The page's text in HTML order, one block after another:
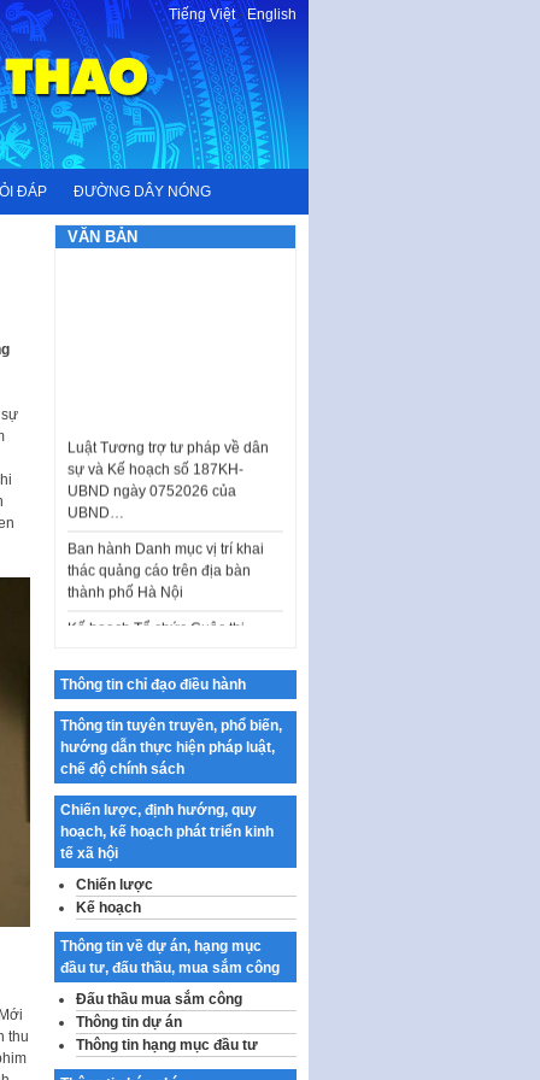
Tiếng Việt-English
ĐÁP ĐƯỜNG DÂY NÓNG
thu
VĂN BẢN
sự và Kế hoạch số 187KH-
UBND ngày 0752026 của
UBND…
Ban hành Danh mục vị trí khai
thành phố Hà Nội
Kế hoạch Tổ chức Cuộc thi
chính luận về bảo vệ nền tảng tư
Công bố công khai dự toán kinh
phí xây dựng pháp luật, hoàn
thiện thể chế, chính…
Quy định về nghiên cứu, ứng
dụng khoa học, công nghệ, đổi
mới sáng tạo và chuyển…
Quy định chi tiết và hướng dẫn
thi hành một số điều của Luật Lý
lịch tư…
Sửa đổi, bổ sung một số nội
dung tại Nghị quyết số 30/NQ-
CP ngày 24 tháng 02…
Ban hành Chương trình hành
động của Chính phủ thực hiện
Nghị quyết số 02-NQ/TW ngày
17…
Thông tin chỉ đạo điều hành
Thông tin tuyên truyền, phổ biến,
hướng dẫn thực hiện pháp luật,
chế độ chính sách
Chiến lược, định hướng, quy
hoạch, kế hoạch phát triển kinh
tế xã hội
Chiến lược
Kế hoạch
Thông tin về dự án, hạng mục
đầu tư, đấu thầu, mua sắm công
Đấu thầu mua sắm công
Thông tin dự án
Thông tin hạng mục đầu tư